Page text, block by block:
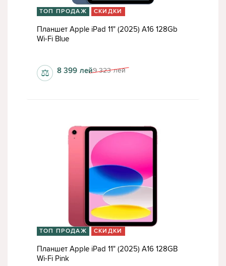
ТОП ПРОДАЖ СКИДКИ
Планшет Apple iPad 11" (2025) A16 128Gb
Wi-Fi Blue
6 Гб 9 323 лей
8 399 лей
⚖
ТОП ПРОДАЖ СКИДКИ
Планшет Apple iPad 11" (2025) A16 128GB
Wi-Fi Pink